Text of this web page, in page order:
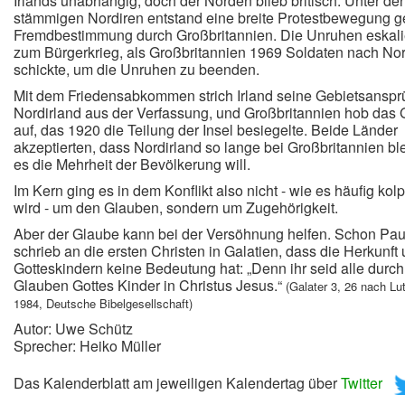
stämmigen Nordiren entstand eine breite Protestbewegung
Fremdbestimmung durch Großbritannien. Die Unruhen
zum Bürgerkrieg, als Großbritannien 1969 Soldaten nach
schickte, um die Unruhen zu beenden.
Mit dem Friedensabkommen strich Irland seine
Nordirland aus der Verfassung, und Großbritannien hob das
auf, das 1920 die Teilung der Insel besiegelte. Beide Länder
akzeptierten, dass Nordirland so lange bei Großbritannien
es die Mehrheit der Bevölkerung will.
Im Kern ging es in dem Konflikt also nicht - wie es häufig
wird - um den Glauben, sondern um Zugehörigkeit.
Aber der Glaube kann bei der Versöhnung helfen. Schon
schrieb an die ersten Christen in Galatien, dass die Herkunft
Gotteskindern keine Bedeutung hat: „Denn ihr seid alle
Glauben Gottes Kinder in Christus Jesus.“ (Galater 3, 26 nach
1984, Deutsche Bibelgesellschaft)
Autor: Uwe Schütz
Sprecher: Heiko Müller
Das Kalenderblatt am jeweiligen Kalendertag überTwitter